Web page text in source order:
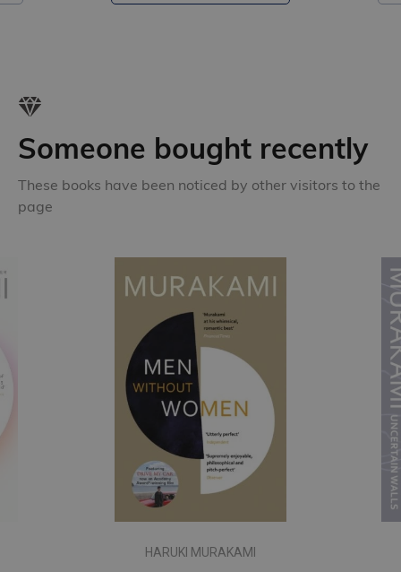
Someone bought recently
These books have been noticed by other visitors to the
page
HARUKI MURAKAMI